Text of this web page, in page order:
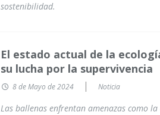
sostenibilidad.
El estado actual de la
su lucha por la supervivencia
8 de Mayo de 2024 Noticia
Las ballenas enfrentan amenazas como